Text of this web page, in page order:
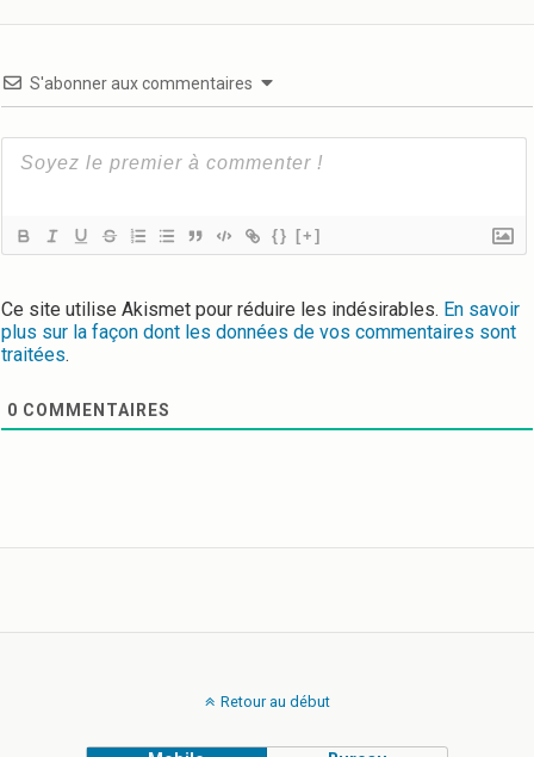
S'abonner aux commentaires
{} [+]
Ce site utilise Akismet pour réduire les indésirables. En savoir
plus sur la façon dont les données de vos commentaires sont
traitées.
0 COMMENTAIRES
Retour au début